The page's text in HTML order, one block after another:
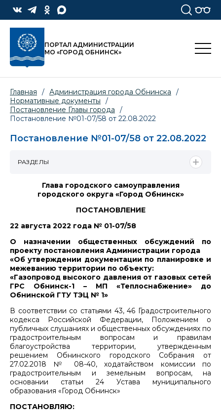
ПОРТАЛ АДМИНИСТРАЦИИ
МО «ГОРОД ОБНИНСК»
Главная / Администрация города Обнинска
/
Нормативные документы
/
Постановление Главы города
/
Постановление №01-07/58 от 22.08.2022
Постановление №01-07/58 от 22.08.2022
Глава городского самоуправления
городского округа «Город Обнинск»
ПОСТАНОВЛЕНИЕ
22 августа 2022 года № 01-07/58
О назначении общественных обсуждений по
проекту постановления Администрации города
«Об утверждении документации по планировке и
межеванию территории по объекту:
«Газопровод высокого давления от газовых сетей
ГРС Обнинск-1 – МП «Теплоснабжение» до
Обнинской ГТУ ТЭЦ № 1»
В соответствии со статьями 43, 46 Градостроительного
кодекса Российской Федерации, Положением о
публичных слушаниях и общественных обсуждениях по
градостроительным вопросам и правилам
благоустройства территории, утвержденным
решением Обнинского городского Собрания от
27.02.2018 № 08-40, ходатайством комиссии по
градостроительным и земельным вопросам, на
основании статьи 24 Устава муниципального
образования «Город Обнинск»
ПОСТАНОВЛЯЮ:
РАЗДЕЛЫ